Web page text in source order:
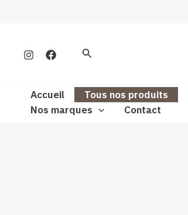
Rechercher
Accueil Tous nos produits
Nos marques
Contact